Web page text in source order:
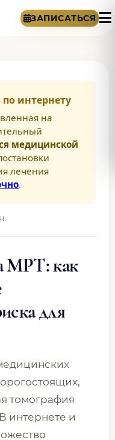
ЗАПИСАТЬСЯ
интернету
на
медицинской
лечения
.
МРТ: как
для
томография
интернете и